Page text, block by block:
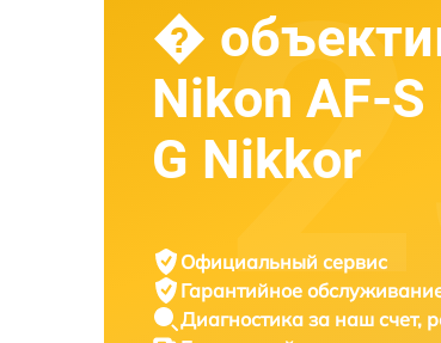
�
Nikon AF-
G Nikkor
Официальный сервис
Гарантийное
Диагностика за наш счет,